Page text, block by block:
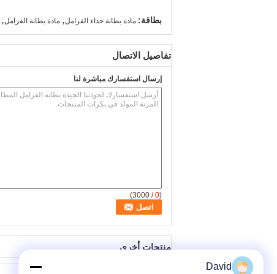
بطاقة: مادة بطانة حذاء الفرامل, مادة بطانة الفرامل,
تفاصيل الاتصال
إرسال استفسارك مباشرة لنا
(
0
/ 3000)
منتجات أخرى
David